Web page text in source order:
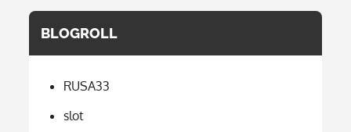
BLOGROLL
RUSA33
slot